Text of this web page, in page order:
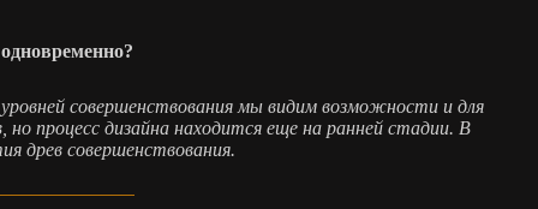
совершенствования мы видим возможности и для
но процесс дизайна находится еще на ранней стадии. В
древ совершенствования.